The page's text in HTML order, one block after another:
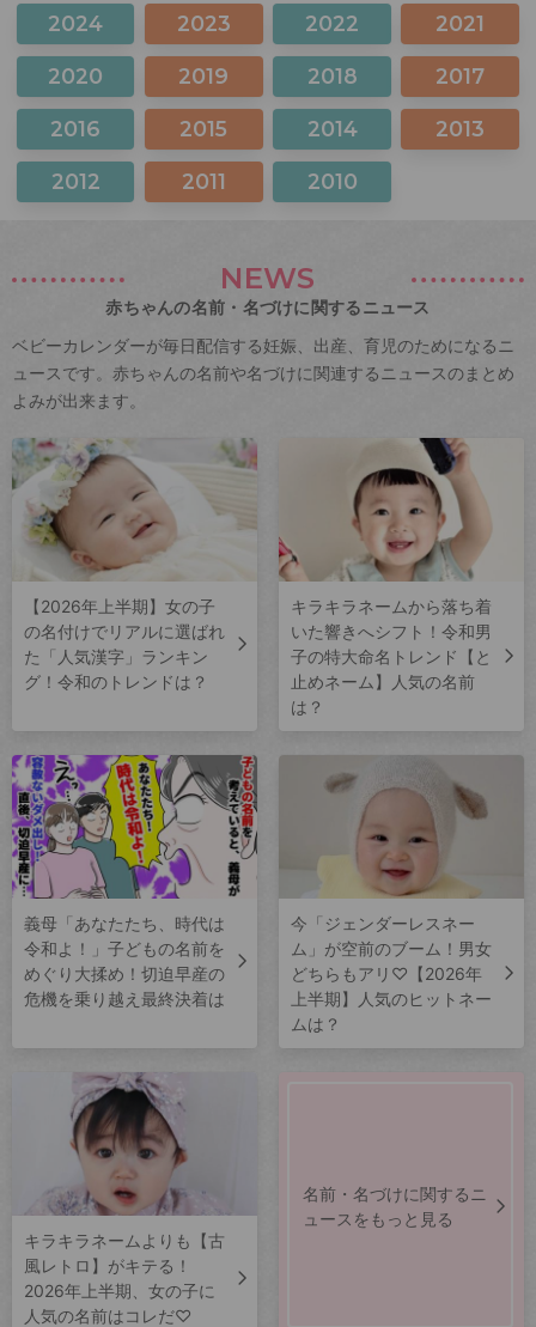
2024 2023 2022 2021
2020 2019 2018 2017
2016 2015 2014 2013
2012 2011 2010
NEWS
赤ちゃんの名前・名づけに関するニュース
ベビーカレンダーが毎日配信する妊娠、出産、育児のためになるニ
ュースです。赤ちゃんの名前や名づけに関連するニュースのまとめ
よみが出来ます。
【2026年上半期】女の子
の名付けでリアルに選ばれ
た「人気漢字」ランキン
グ！令和のトレンドは？
キラキラネームから落ち着
いた響きへシフト！令和男
子の特大命名トレンド【と
止めネーム】人気の名前
は？
義母「あなたたち、時代は
令和よ！」子どもの名前を
めぐり大揉め！切迫早産の
危機を乗り越え最終決着は
今「ジェンダーレスネー
ム」が空前のブーム！男女
どちらもアリ♡【2026年
上半期】人気のヒットネー
ムは？
キラキラネームよりも【古
風レトロ】がキテる！
2026年上半期、女の子に
人気の名前はコレだ♡
名前・名づけに関するニ
ュースをもっと見る